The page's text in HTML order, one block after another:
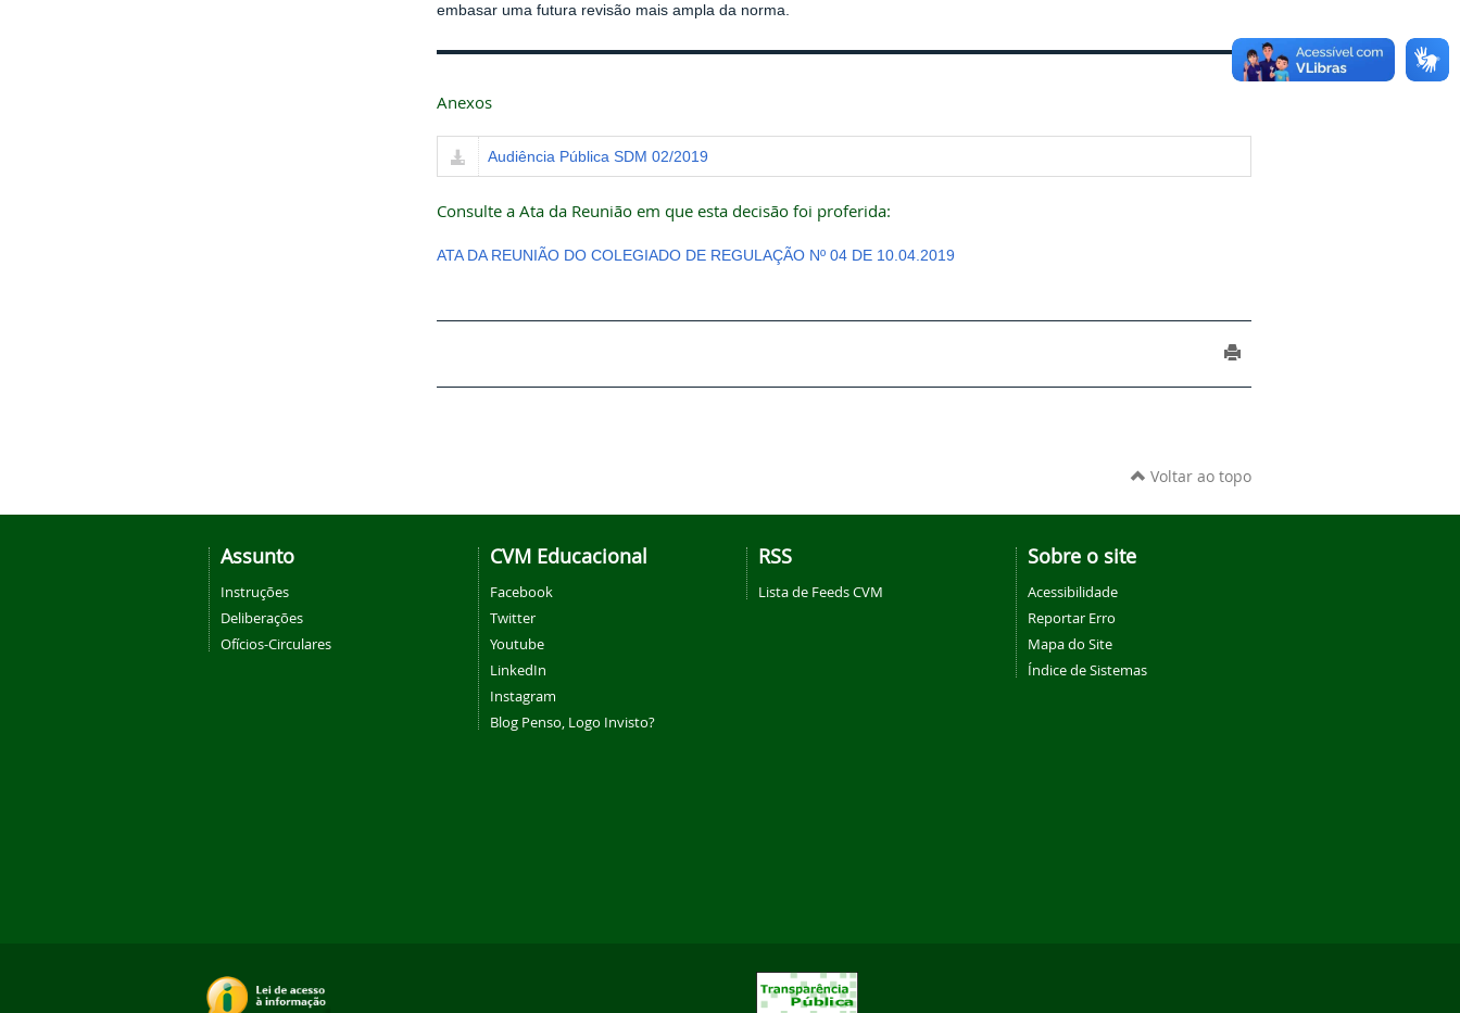
embasar uma futura revisão mais ampla da norma.
Anexos
Audiência Pública SDM 02/2019
Consulte a Ata da Reunião em que esta decisão foi proferida:
ATA DA REUNIÃO DO COLEGIADO DE REGULAÇÃO Nº 04 DE 10.04.2019
Voltar ao topo
Assunto
Instruções
Deliberações
Ofícios-Circulares
CVM Educacional
Facebook
Twitter
Youtube
LinkedIn
Instagram
Blog Penso, Logo Invisto?
RSS
Lista de Feeds CVM
Sobre o site
Acessibilidade
Reportar Erro
Mapa do Site
Índice de Sistemas